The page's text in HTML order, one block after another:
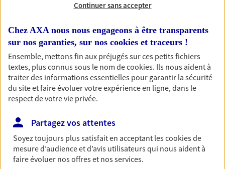
1 résultat correspond à votre
recherche
Passer les
résultats
Liste Carte
Herrmann-Lorand
Agents Généraux d'assurance exclusif AXA
France
Continuer sans accepter
Chez AXA nous nous engageons à être transparents
sur nos garanties, sur nos cookies et traceurs !
Ensemble, mettons fin aux préjugés sur ces petits fichiers
textes, plus connus sous le nom decookies. Ils nous aident à
traiter des informations essentielles pour garantir la sécurité
du site et faire évoluer votre expérience en ligne, dans le
respect de votre vie privée.
Partagez vos attentes
Soyez toujours plus satisfait en acceptant lescookiesde
mesure d’audience et d’avis utilisateurs qui nous aident à
faire évoluer nos offres et nos services.